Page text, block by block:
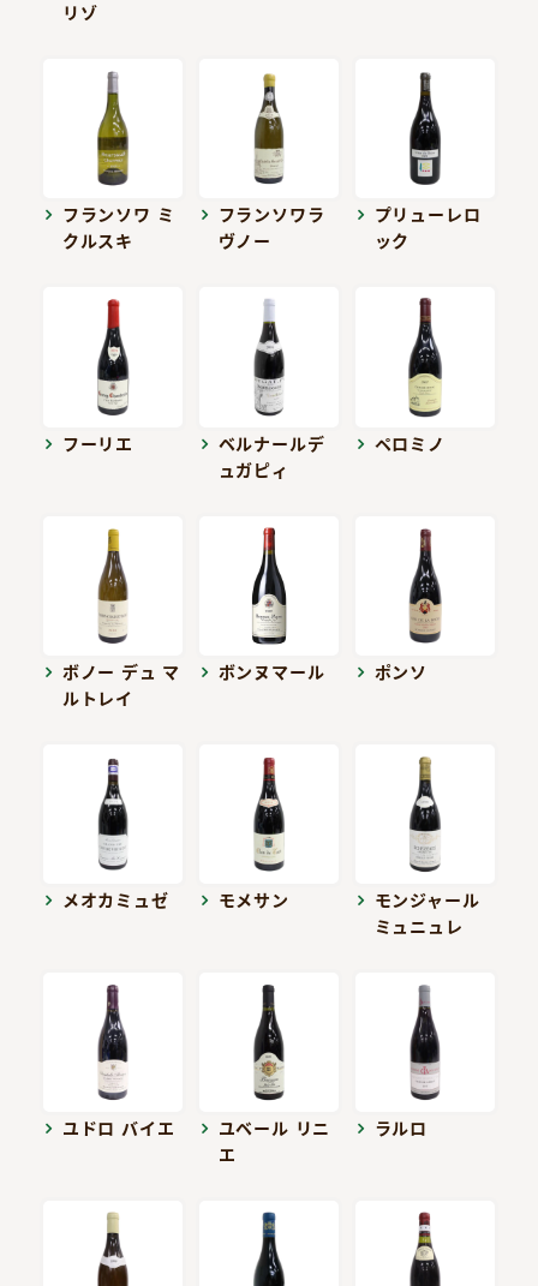
リゾ
フランソワ ミ
クルスキ
フランソワラ
ヴノー
プリューレロ
ック
フーリエ
ベルナールデ
ュガピィ
ペロミノ
ボノー デュ マ
ルトレイ
ボンヌマール ポンソ
メオカミュゼ モメサン
モンジャール
ミュニュレ
ユドロ バイエ
ユベール リニ
エ
ラルロ